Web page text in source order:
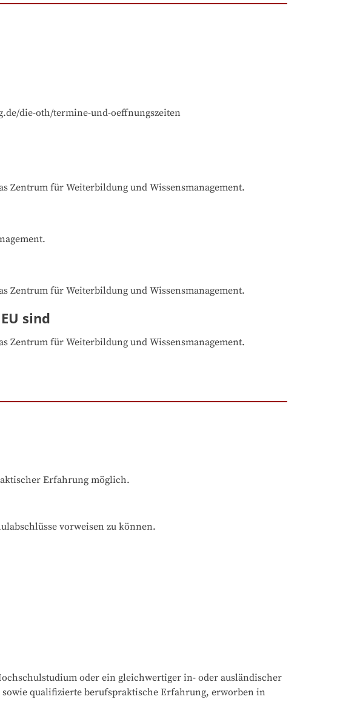
die-oth/termine-und-oeffnungszeiten
Zentrum für Weiterbildung und Wissensmanagement.
Zentrum für Weiterbildung und Wissensmanagement.
sind
Zentrum für Weiterbildung und Wissensmanagement.
Erfahrung möglich.
vorweisen zu können.
oder ein gleichwertiger in- oder ausländischer
sowie qualifizierte berufspraktische Erfahrung, erworben in